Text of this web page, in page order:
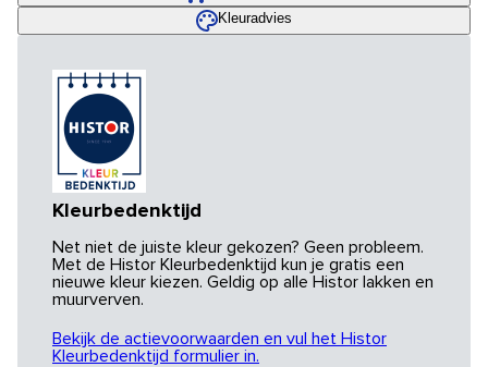
Kleuradvies
Kleurbedenktijd
Net niet de juiste kleur gekozen? Geen probleem.
Met de Histor Kleurbedenktijd kun je gratis een
nieuwe kleur kiezen. Geldig op alle Histor lakken en
muurverven.
Bekijk de actievoorwaarden en vul het Histor
Kleurbedenktijd formulier in.